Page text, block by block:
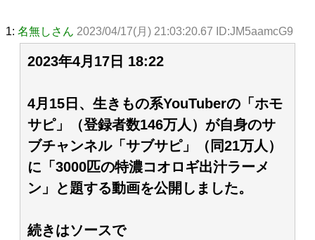
1: 名無しさん 2023/04/17(月) 21:03:20.67 ID:JM5aamcG9
2023年4月17日 18:22
4月15日、生きもの系YouTuberの「ホモ
サピ」（登録者数146万人）が自身のサ
ブチャンネル「サブサピ」（同21万人）
に「3000匹の特濃コオロギ出汁ラーメ
ン」と題する動画を公開しました。
続きはソースで